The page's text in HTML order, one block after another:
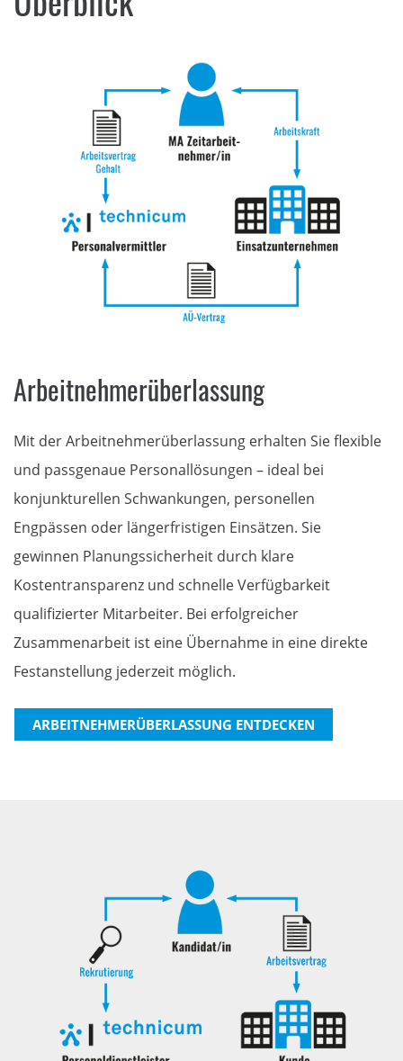
Arbeitnehmerüberlassung
Mit der Arbeitnehmerüberlassung erhalten Sie flexible
und passgenaue Personallösungen – ideal bei
konjunkturellen Schwankungen, personellen
Engpässen oder längerfristigen Einsätzen. Sie
gewinnen Planungssicherheit durch klare
Kostentransparenz und schnelle Verfügbarkeit
qualifizierter Mitarbeiter. Bei erfolgreicher
Zusammenarbeit ist eine Übernahme in eine direkte
Festanstellung jederzeit möglich.
ARBEITNEHMERÜBERLASSUNG ENTDECKEN